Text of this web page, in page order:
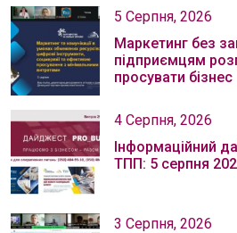
5 Серпня, 2026
Маркетинг без
підприємцям
просувати бізнес
4 Серпня, 2026
Інформаційний
ТПП: 5 серпня
3 Серпня, 2026